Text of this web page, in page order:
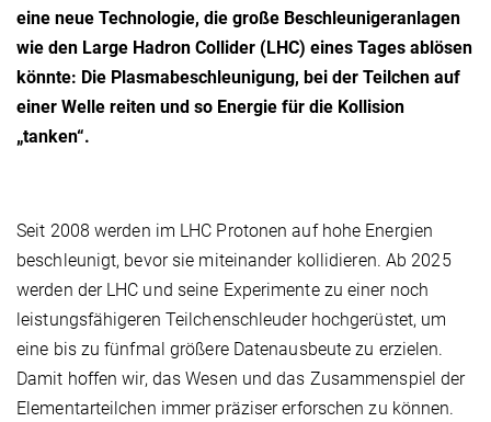
eine neue Technologie, die große Beschleunigeranlagen
wie den Large Hadron Collider (LHC) eines Tages ablösen
könnte: Die Plasmabeschleunigung, bei der Teilchen auf
einer Welle reiten und so Energie für die Kollision
„tanken“.
Seit 2008 werden im LHC Protonen auf hohe Energien
beschleunigt, bevor sie miteinander kollidieren. Ab 2025
werden der LHC und seine Experimente zu einer noch
leistungsfähigeren Teilchenschleuder hochgerüstet, um
eine bis zu fünfmal größere Datenausbeute zu erzielen.
Damit hoffen wir, das Wesen und das Zusammenspiel der
Elementarteilchen immer präziser erforschen zu können.